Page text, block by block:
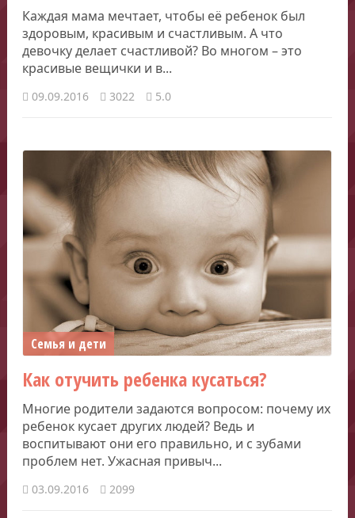
Каждая мама мечтает, чтобы её ребенок был
здоровым, красивым и счастливым. А что
девочку делает счастливой? Во многом – это
красивые вещички и в...
09.09.2016 3022 5.0
Семья и дети
Как отучить ребенка кусаться?
Многие родители задаются вопросом: почему их
ребенок кусает других людей? Ведь и
воспитывают они его правильно, и с зубами
проблем нет. Ужасная привыч...
03.09.2016 2099